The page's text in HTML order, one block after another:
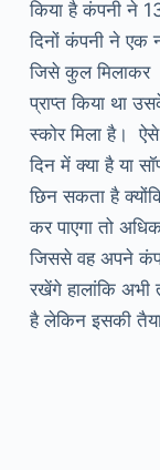
किया है कंपनी ने
दिनों कंपनी ने एक
जिसे कुल मिलाकर
प्राप्त किया था
स्कोर मिला है।
दिन में क्या है या
छिन सकता है
कर पाएगा तो
जिससे वह अपने
रखेंगे हालांकि अभी
है लेकिन इसकी